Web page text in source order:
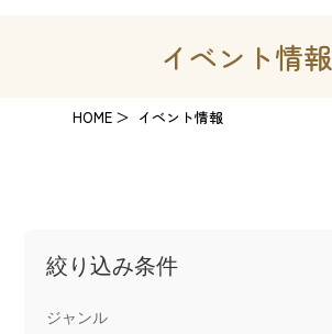
イベント情報
HOME イベント情報
絞り込み条件
ジャンル